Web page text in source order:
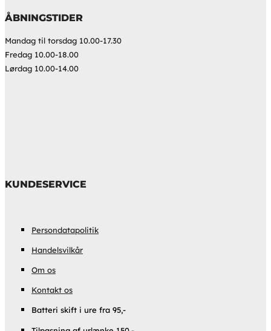
ÅBNINGSTIDER
Mandag til torsdag 10.00-17.30
Fredag 10.00-18.00
Lørdag 10.00-14.00
KUNDESERVICE
Persondatapolitik
Handelsvilkår
Om os
Kontakt os
Batteri skift i ure fra 95,-